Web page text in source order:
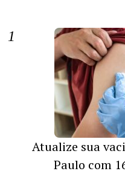
Atualize sua
Paulo com